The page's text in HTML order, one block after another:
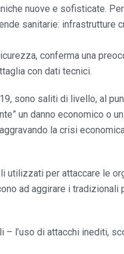
nuove e sofisticate.
sanitarie: infrastrutture
conferma una
con dati tecnici.
sono saliti di livello, al
un danno economico o
la crisi
utilizzati per attaccare le
ad aggirare i tradizionali
– l’uso di attacchi inediti,